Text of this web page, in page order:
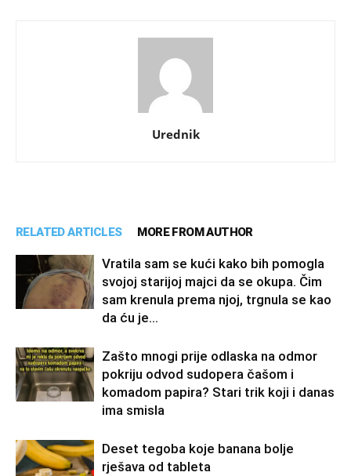
Urednik
RELATED ARTICLES MORE FROM AUTHOR
Vratila sam se kući kako bih pomogla
svojoj starijoj majci da se okupa. Čim
sam krenula prema njoj, trgnula se kao
da ću je...
Zašto mnogi prije odlaska na odmor
pokriju odvod sudopera čašom i
komadom papira? Stari trik koji i danas
ima smisla
Deset tegoba koje banana bolje
rješava od tableta